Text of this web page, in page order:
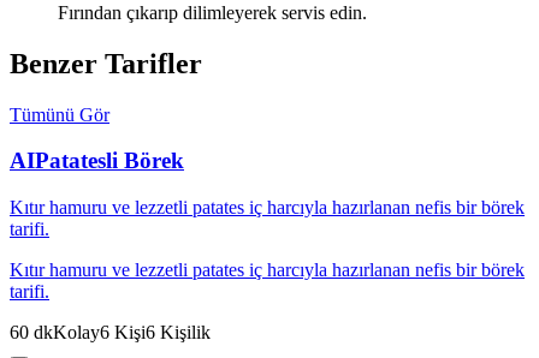
Fırından çıkarıp dilimleyerek servis edin.
Benzer Tarifler
Tümünü Gör
AIPatatesli Börek
Kıtır hamuru ve lezzetli patates iç harcıyla hazırlanan nefis bir börek
tarifi.
Kıtır hamuru ve lezzetli patates iç harcıyla hazırlanan nefis bir börek
tarifi.
60 dkKolay6 Kişi6 Kişilik